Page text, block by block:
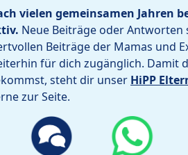
vielen gemeinsamen Jahren
Neue Beiträge oder
Beiträge der Mamas und
für dich zugänglich. Damit
steht dir unser HiPP
zur Seite.